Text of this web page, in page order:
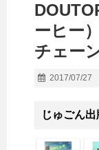
ーヒー
チェー
2017/07/27
じゅごん